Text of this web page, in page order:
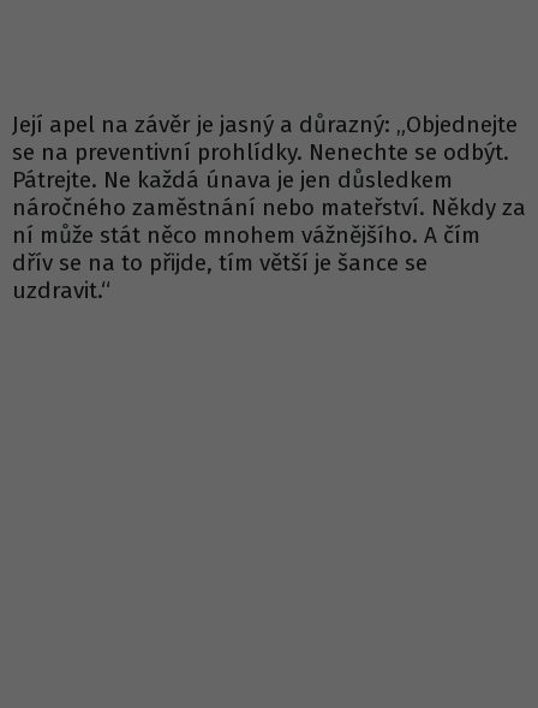
Její apel na závěr je jasný a důrazný: „Objednejte
se na preventivní prohlídky. Nenechte se odbýt.
Pátrejte. Ne každá únava je jen důsledkem
náročného zaměstnání nebo mateřství. Někdy za
ní může stát něco mnohem vážnějšího. A čím
dřív se na to přijde, tím větší je šance se
uzdravit.“